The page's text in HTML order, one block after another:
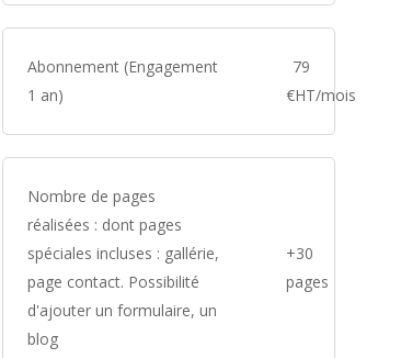
Abonnement (Engagement
1 an)
79
€HT/mois
Nombre de pages
réalisées : dont pages
spéciales incluses : gallérie,
page contact. Possibilité
d'ajouter un formulaire, un
blog
+30
pages